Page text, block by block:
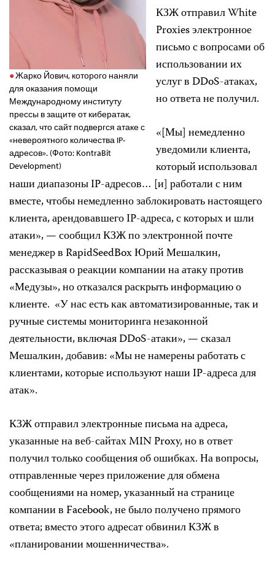
Жарко Йович, которого наняли
для оказания помощи
Международному институту
прессы в защите от кибератак,
сказал, что сайт подвергся атаке с
«невероятного количества IP-
адресов». (Фото: KontraBit
Development)
КЗЖ отправил White
Proxies электронное
письмо с вопросами об
использовании их
услуг в DDoS-атаках,
но ответа не получил.
«[Мы] немедленно
уведомили клиента,
который использовал
наши диапазоны IP-адресов… [и] работали с ним
вместе, чтобы немедленно заблокировать настоящего
клиента, арендовавшего IP-адреса, с которых и шли
атаки», — сообщил КЗЖ по электронной почте
менеджер в RapidSeedBox Юрий Мешалкин,
рассказывая о реакции компании на атаку против
«Медузы», но отказался раскрыть информацию о
клиенте. «У нас есть как автоматизированные, так и
ручные системы мониторинга незаконной
деятельности, включая DDoS-атаки», — сказал
Мешалкин, добавив: «Мы не намерены работать с
клиентами, которые используют наши IP-адреса для
атак».
КЗЖ отправил электронные письма на адреса,
указанные на веб-сайтах MIN Proxy, но в ответ
получил только сообщения об ошибках. На вопросы,
отправленные через приложение для обмена
сообщениями на номер, указанный на странице
компании в Facebook, не было получено прямого
ответа; вместо этого адресат обвинил КЗЖ в
«планировании мошенничества».